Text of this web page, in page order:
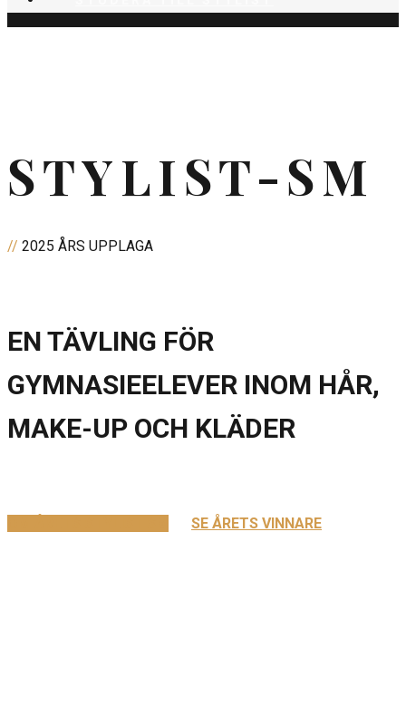
STYLIST-SM
// 2025 ÅRS UPPLAGA
EN TÄVLING FÖR
GYMNASIEELEVER INOM HÅR,
MAKE-UP OCH KLÄDER
SE ÅRETS VINNARE